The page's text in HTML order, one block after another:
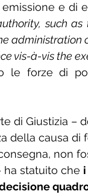
e di
such
administration
vis-à-vis the
le forze di
di Giustizia –
della causa di
non
ha statuito che